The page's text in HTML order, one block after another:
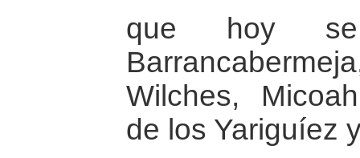
que hoy se
Wilches,
de los Yariguíez